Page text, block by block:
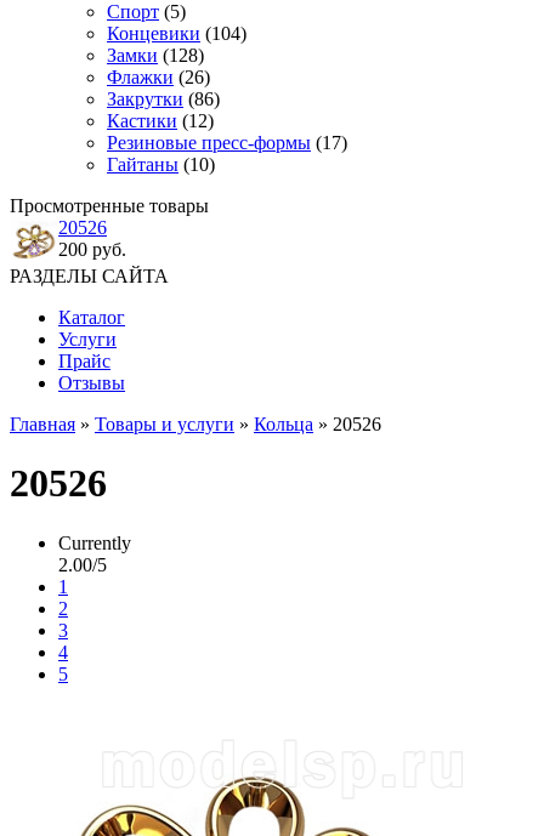
Спорт (5)
Концевики (104)
Замки (128)
Флажки (26)
Закрутки (86)
Кастики (12)
Резиновые пресс-формы (17)
Гайтаны (10)
Просмотренные товары
20526
200 руб.
РАЗДЕЛЫ САЙТА
Каталог
Услуги
Прайс
Отзывы
Главная » Товары и услуги » Кольца » 20526
20526
Currently
2.00/5
1
2
3
4
5